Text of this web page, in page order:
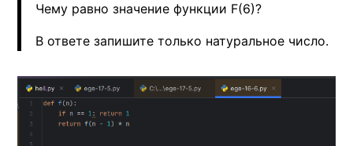
Чему равно значение функции F(6)?
В ответе запишите только натуральное число.